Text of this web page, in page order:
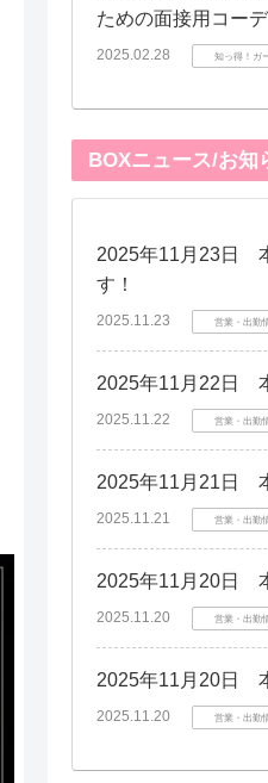
ための面接用コー
2025.02.28 知っ得！ガ
BOXニュース/お知
2025年11月23日
す！
2025.11.23 営業・出勤
2025年11月22日
2025.11.22 営業・出勤
2025年11月21日
2025.11.21 営業・出勤
2025年11月20日
2025.11.20 営業・出勤
2025年11月20日
2025.11.20 営業・出勤